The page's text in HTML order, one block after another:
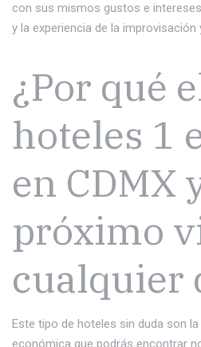
con sus mismos gustos e
y la experiencia de la
¿Por qué
hoteles 1
en CDMX
próximo
cualquier
Este tipo de hoteles sin duda son
económica que podrás encontrar